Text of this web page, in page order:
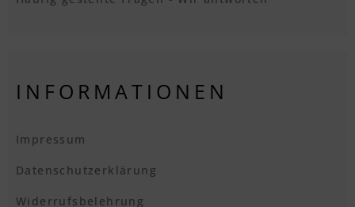
INFORMATIONEN
Impressum
Datenschutzerklärung
Widerrufsbelehrung